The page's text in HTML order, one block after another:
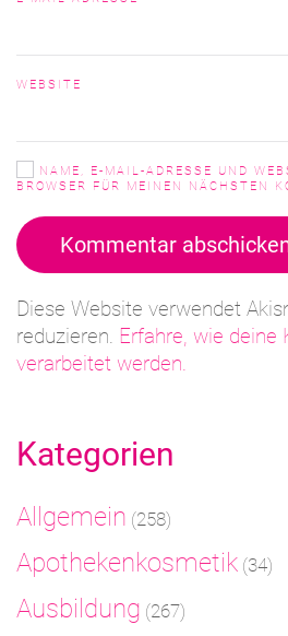
WEBSITE
NAME, E-MAIL-ADRESSE UND
BROWSER FÜR MEINEN NÄCHSTEN
Kommentar
Diese Website verwendet
reduzieren. Erfahre, wie
verarbeitet werden.
Kategorien
Allgemein (258)
Apothekenkosmetik (34)
Ausbildung (267)